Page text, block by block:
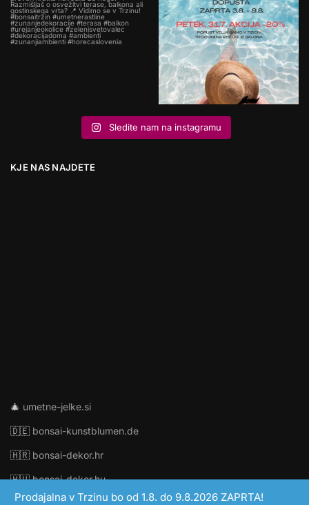
Prodajalna v Trzinu bo od 1.8. do 9.8.2026 ZAPRTA!
Sledite nam na instagramu
KJE NAS NAJDETE
🎄 umetne-jelke.si
🇩🇪 bonsai-kunstblumen.de
🇭🇷 bonsai-dekor.hr
🇭🇺bonsai-dekor.hu